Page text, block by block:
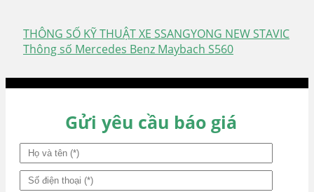
Điều
hướng
THÔNG SỐ KỸ THUẬT XE SSANGYONG NEW STAVIC
Thông số Mercedes Benz Maybach S560
Gửi yêu cầu báo giá